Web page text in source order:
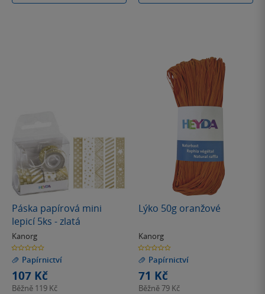
Páska papírová mini
lepicí 5ks - zlatá
Kanorg
0.0
z
5
hvězdiček
Papírnictví
107 Kč
Běžně 119 Kč
Lýko 50g oranžové
Kanorg
0.0
z
5
hvězdiček
Papírnictví
71 Kč
Běžně79 Kč